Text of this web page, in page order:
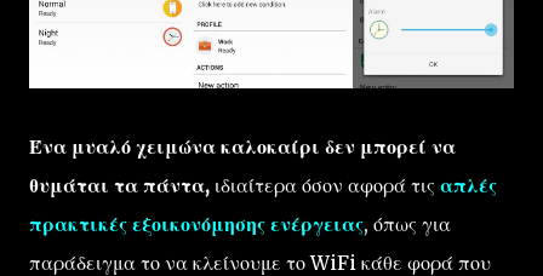
Ένα μυαλό χειμώνα καλοκαίρι δεν μπορεί να
θυμάται τα πάντα, ιδιαίτερα όσον αφορά τις απλές
πρακτικές εξοικονόμησης ενέργειας, όπως για
παράδειγμα το να κλείνουμε το WiFi κάθε φορά που